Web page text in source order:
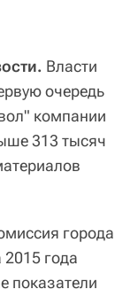
Власти
очередь
компании
313 тысяч
города
года
показатели